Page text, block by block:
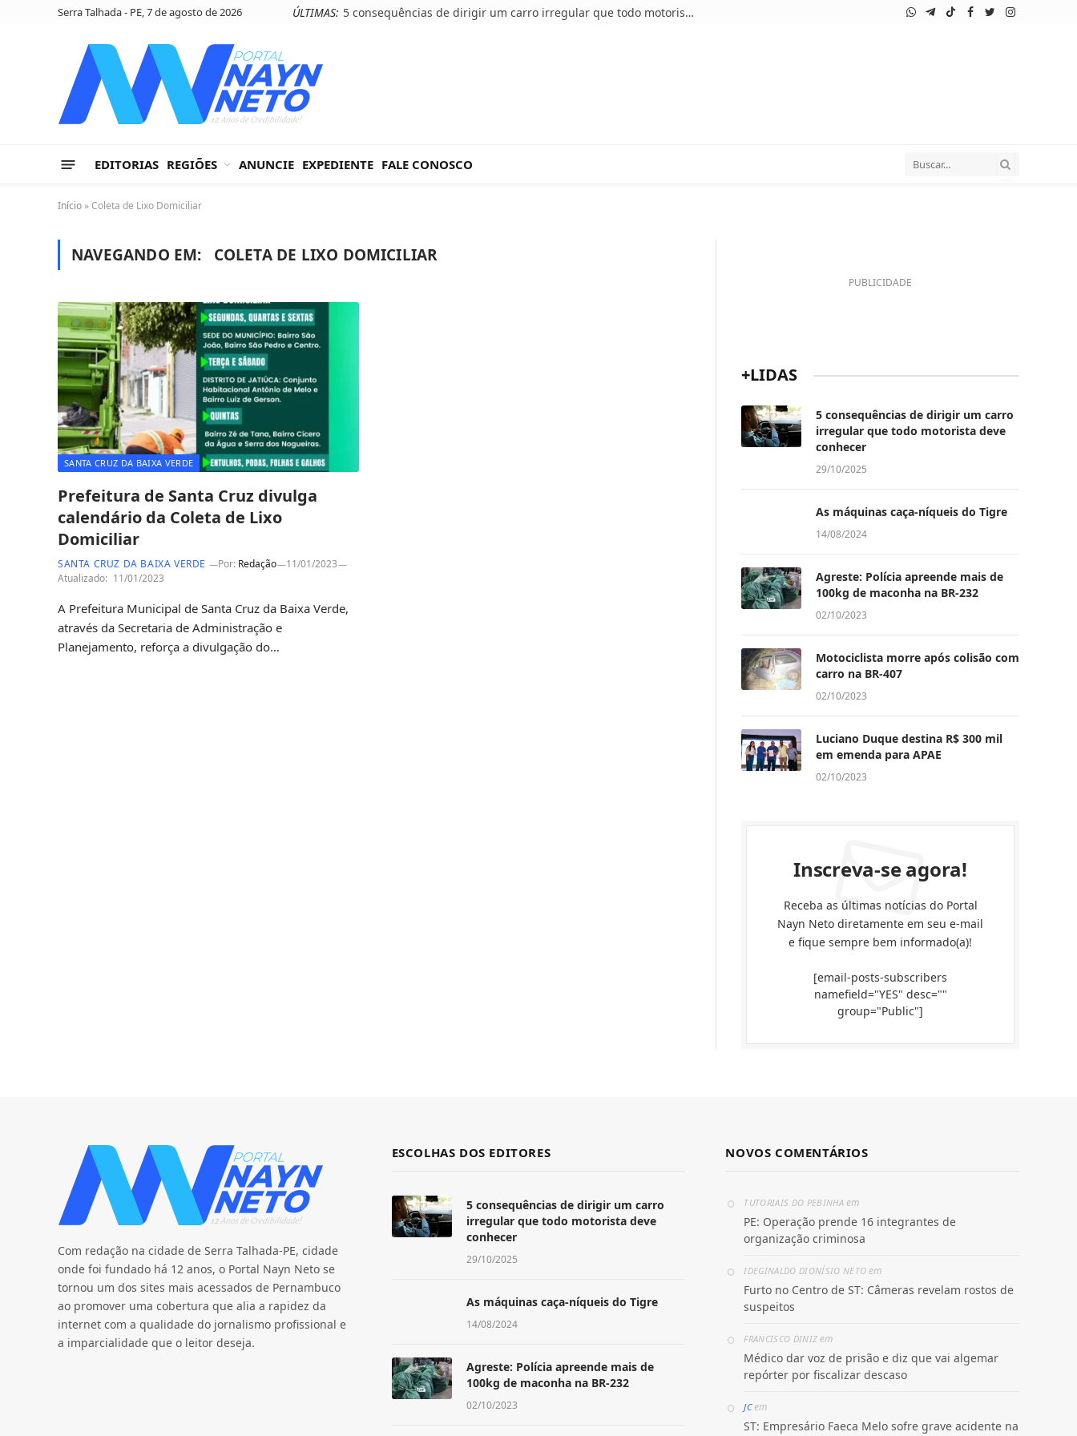
Serra Talhada - PE, 7 de agosto de 2026 ÚLTIMAS: 5 consequências de dirigir um carro irregular que todo motorista deve conhecer WhatsApp
Telegram
TikTokFacebook
TwitterInstagram
EDITORIAS REGIÕES ANUNCIE EXPEDIENTE FALE CONOSCO
Início »Coleta de Lixo Domiciliar
NAVEGANDO EM: COLETA DE LIXO DOMICILIAR
SANTA CRUZ DA BAIXA VERDE
Prefeitura de Santa Cruz divulga
calendário da Coleta de Lixo
Domiciliar
SANTA CRUZ DA BAIXA VERDE Por: Redação
11/01/2023
Atualizado: 11/01/2023
A Prefeitura Municipal de Santa Cruz da Baixa Verde,
através da Secretaria de Administração e
Planejamento, reforça a divulgação do…
PUBLICIDADE
+LIDAS
5 consequências de dirigir um carro
irregular que todo motorista deve
conhecer
29/10/2025
As máquinas caça-níqueis do Tigre
14/08/2024
Agreste: Polícia apreende mais de
100kg de maconha na BR-232
02/10/2023
Motociclista morre após colisão com
carro na BR-407
02/10/2023
Luciano Duque destina R$ 300 mil
em emenda para APAE
02/10/2023
Inscreva-se agora!
Receba as últimas notícias do Portal
Nayn Neto diretamente em seu e-mail
e fique sempre bem informado(a)!
[email-posts-subscribers
namefield="YES" desc=""
group="Public"]
Com redação na cidade de Serra Talhada-PE, cidade
onde foi fundado há 12 anos, o Portal Nayn Neto se
tornou um dos sites mais acessados de Pernambuco
ao promover uma cobertura que alia a rapidez da
internet com a qualidade do jornalismo profissional e
a imparcialidade que o leitor deseja.
ESCOLHAS DOS EDITORES
5 consequências de dirigir um carro
irregular que todo motorista deve
conhecer
29/10/2025
As máquinas caça-níqueis do Tigre
14/08/2024
Agreste: Polícia apreende mais de
100kg de maconha na BR-232
02/10/2023
NOVOS COMENTÁRIOS
TUTORIAIS DO PEBINHAem
PE: Operação prende 16 integrantes de
organização criminosa
IDEGINALDO DIONÍSIO NETO em
Furto no Centro de ST: Câmeras revelam rostos de
suspeitos
FRANCISCO DINIZ em
Médico dar voz de prisão e diz que vai algemar
repórter por fiscalizar descaso
JCem
ST: Empresário Faeca Melo sofre grave acidente na